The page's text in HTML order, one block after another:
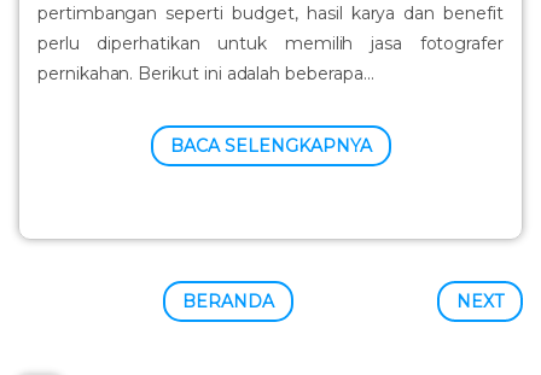
pertimbangan seperti budget, hasil karya dan benefit
perlu diperhatikan untuk memilih jasa fotografer
pernikahan. Berikut ini adalah beberapa...
BACA SELENGKAPNYA
NEXT
BERANDA